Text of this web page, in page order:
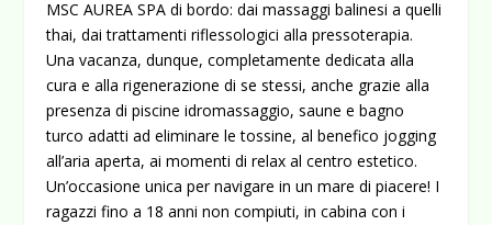
MSC AUREA SPA di bordo: dai massaggi balinesi a quelli
thai, dai trattamenti riflessologici alla pressoterapia.
Una vacanza, dunque, completamente dedicata alla
cura e alla rigenerazione di se stessi, anche grazie alla
presenza di piscine idromassaggio, saune e bagno
turco adatti ad eliminare le tossine, al benefico jogging
all’aria aperta, ai momenti di relax al centro estetico.
Un’occasione unica per navigare in un mare di piacere! I
ragazzi fino a 18 anni non compiuti, in cabina con i